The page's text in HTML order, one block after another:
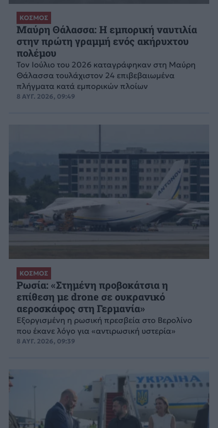
ΚΟΣΜΟΣ
Μαύρη Θάλασσα: Η εμπορική ναυτιλία
στην πρώτη γραμμή ενός ακήρυχτου
πολέμου
Τον Ιούλιο του 2026 καταγράφηκαν στη Μαύρη
Θάλασσα τουλάχιστον 24 επιβεβαιωμένα
πλήγματα κατά εμπορικών πλοίων
8 ΑΥΓ. 2026, 09:49
ΚΟΣΜΟΣ
Ρωσία: «Στημένη προβοκάτσια η
επίθεση με drone σε ουκρανικό
αεροσκάφος στη Γερμανία»
Εξοργισμένη η ρωσική πρεσβεία στο Βερολίνο
που έκανε λόγο για «αντιρωσική υστερία»
8 ΑΥΓ. 2026, 09:39